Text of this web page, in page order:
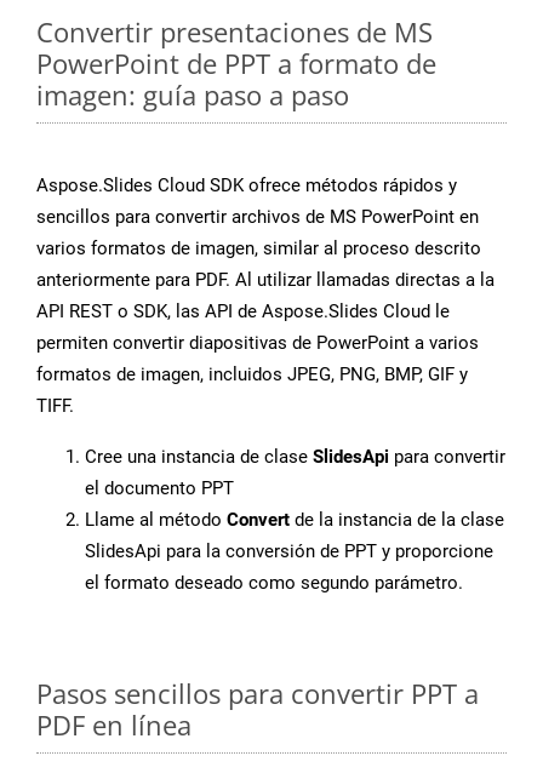
Convertir presentaciones de MS
PowerPoint de PPT a formato de
imagen: guía paso a paso
Aspose.Slides Cloud SDK ofrece métodos rápidos y
sencillos para convertir archivos de MS PowerPoint en
varios formatos de imagen, similar al proceso descrito
anteriormente para PDF. Al utilizar llamadas directas a la
API REST o SDK, las API de Aspose.Slides Cloud le
permiten convertir diapositivas de PowerPoint a varios
formatos de imagen, incluidos JPEG, PNG, BMP, GIF y
TIFF.
Cree una instancia de clase SlidesApi para convertir
el documento PPT
Llame al método Convert de la instancia de la clase
SlidesApi para la conversión de PPT y proporcione
el formato deseado como segundo parámetro.
Pasos sencillos para convertir PPT a
PDF en línea